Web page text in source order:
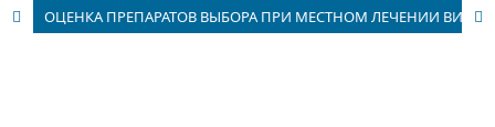
ОЦЕНКА ПРЕПАРАТОВ ВЫБОРА ПРИ МЕСТНОМ ЛЕЧЕНИИ ВИТИЛИГО В ЗАВИСИМОСТИ ОТ УЧАСТКОВ ПОРАЖЕНИЯ КОЖИ